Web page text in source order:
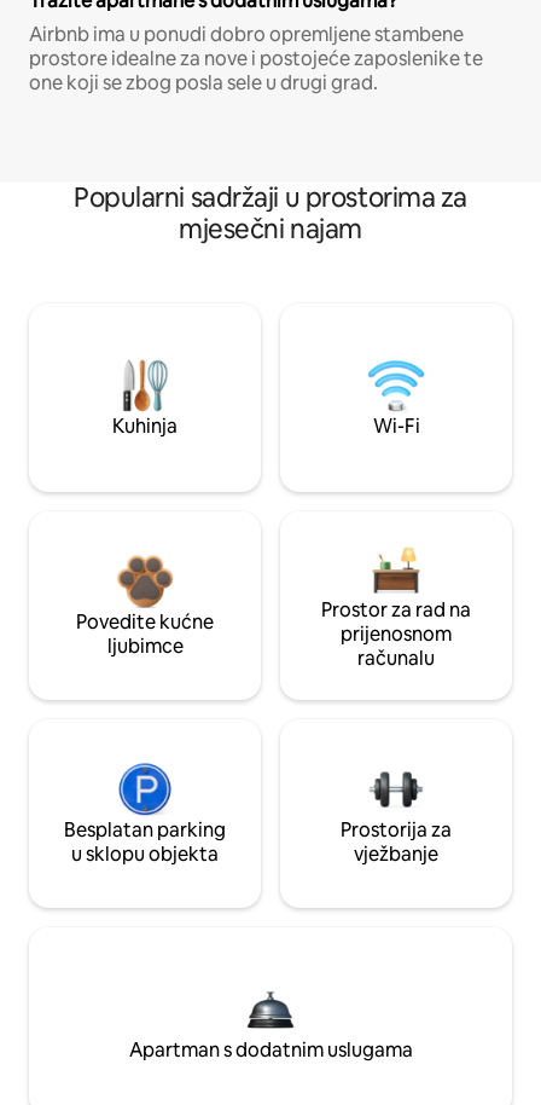
Airbnb ima u ponudi dobro opremljene stambene
prostore idealne za nove i postojeće zaposlenike te
one koji se zbog posla sele u drugi grad.
Popularni sadržaji u prostorima za
mjesečni najam
Kuhinja Wi-Fi
Povedite kućne
ljubimce
Prostor za rad na
prijenosnom
računalu
Besplatan parking
u sklopu objekta
Prostorija za
vježbanje
Apartman s dodatnim uslugama